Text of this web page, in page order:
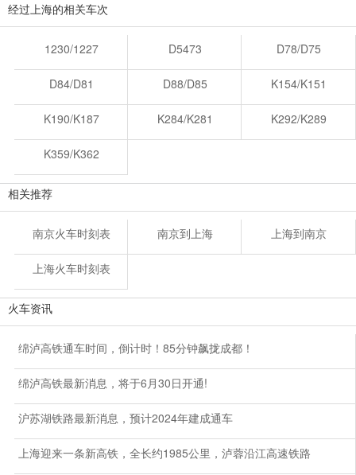
经过上海的相关车次
1230/1227 D5473 D78/D75
D84/D81 D88/D85 K154/K151
K190/K187 K284/K281 K292/K289
K359/K362
相关推荐
南京火车时刻表 南京到上海 上海到南京
上海火车时刻表
火车资讯
绵泸高铁通车时间，倒计时！85分钟飙拢成都！
绵泸高铁最新消息，将于6月30日开通!
沪苏湖铁路最新消息，预计2024年建成通车
上海迎来一条新高铁，全长约1985公里，泸蓉沿江高速铁路